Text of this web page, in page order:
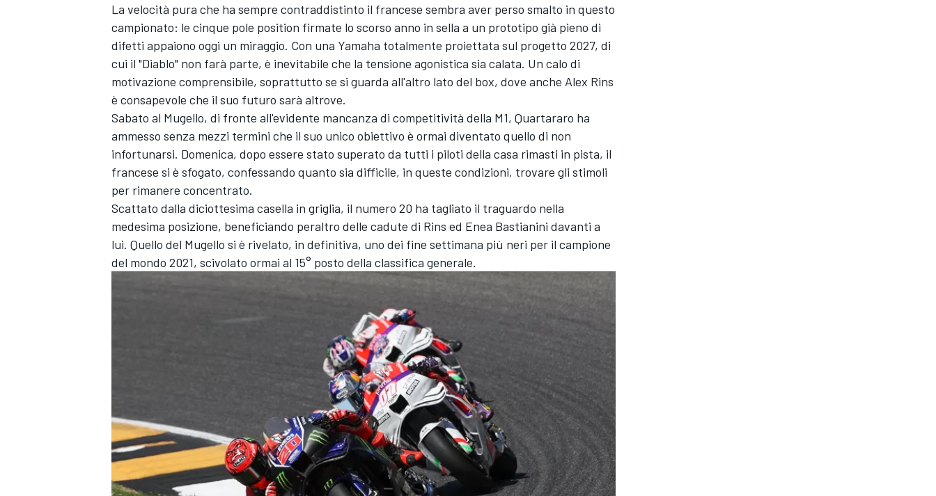
ENDURANCE/GT
La velocità pura che ha sempre contraddistinto il francese sembra aver perso smalto in questo
campionato: le cinque pole position firmate lo scorso anno in sella a un prototipo già pieno di
difetti appaiono oggi un miraggio. Con una Yamaha totalmente proiettata sul progetto 2027, di
cui il "Diablo" non farà parte, è inevitabile che la tensione agonistica sia calata. Un calo di
motivazione comprensibile, soprattutto se si guarda all'altro lato del box, dove anche Alex Rins
è consapevole che il suo futuro sarà altrove.
Sabato al Mugello, di fronte all'evidente mancanza di competitività della M1, Quartararo ha
ammesso senza mezzi termini che il suo unico obiettivo è ormai diventato quello di non
infortunarsi. Domenica, dopo essere stato superato da tutti i piloti della casa rimasti in pista, il
francese si è sfogato, confessando quanto sia difficile, in queste condizioni, trovare gli stimoli
per rimanere concentrato.
Scattato dalla diciottesima casella in griglia, il numero 20 ha tagliato il traguardo nella
medesima posizione, beneficiando peraltro delle cadute di Rins ed Enea Bastianini davanti a
lui. Quello del Mugello si è rivelato, in definitiva, uno dei fine settimana più neri per il campione
del mondo 2021, scivolato ormai al 15° posto della classifica generale.